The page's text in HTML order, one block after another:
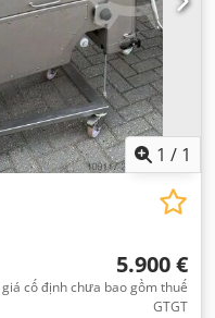
1 / 1
5.900 €
giá cố định chưa bao gồm thuế
GTGT